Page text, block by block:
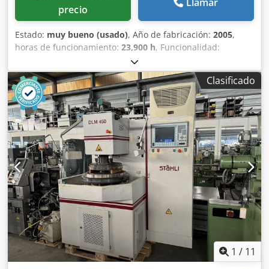
precio
Estado: muy bueno (usado), Año de fabricación: 2005,
horas de funcionamiento: 23,900 h, Funcionalidad:
, número de máquina/vehículo:
503982, MÁQUINA DE LAPEADO PLANO STAEHLI DLM-705
Origen de fabricación: CH Dimensiones: 3300x1970x2600
mm Peso neto de la máquina: 8000 kg CARACTERÍSTICAS
TÉCNICAS Cjdpfxow Uc Hns Al Dorf Diámetro exterior de
los platos de mecanizado: 705 mm Número de satélites: 4-
8 Distancia entre platos de mecanizado: < 390 mm Presión
de trabajo programable para piezas a mecanizar: 0-200
daN Precisión de parada: 0,1 µm Velocidad de rotación
programable para los platos de mecanizado Lapeado
plano y microrectificado: 0-250, 300, 400, 600 min⁻¹
Accionamiento central: 0-125, 220 min⁻¹ Precisión de
mecanizado: 0,1 µm Salvo error u omisión, la información
técnica se proporciona sin compromiso.
Clasificado
1 / 11